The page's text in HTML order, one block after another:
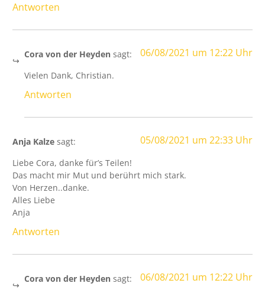
Antworten
Cora von der Heyden sagt: 06/08/2021 um 12:22 Uhr
Vielen Dank, Christian.
Antworten
Anja Kalze sagt: 05/08/2021 um 22:33 Uhr
Liebe Cora, danke für’s Teilen!
Das macht mir Mut und berührt mich stark.
Von Herzen..danke.
Alles Liebe
Anja
Antworten
Cora von der Heyden sagt: 06/08/2021 um 12:22 Uhr